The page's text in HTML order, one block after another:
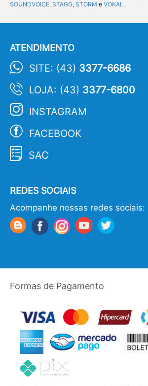
SOUNDVOICE, STAGG, STORM e VOKAL.
ATENDIMENTO
SITE: (43) 3377-6686
LOJA: (43) 3377-6800
INSTAGRAM
FACEBOOK
SAC
REDES SOCIAIS
Acompanhe nossas redes sociais:
Formas de Pagamento